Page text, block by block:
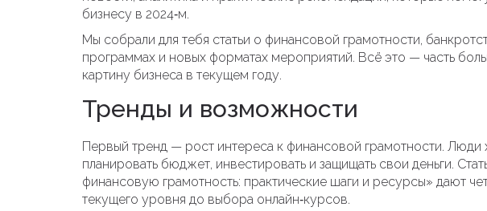
бизнесу в 2024‑м.
Мы собрали для тебя статьи о финансовой грамотности,
программах и новых форматах мероприятий. Всё это — часть
картину бизнеса в текущем году.
Тренды и возможности
Первый тренд — рост интереса к финансовой грамотности. Люди
планировать бюджет, инвестировать и защищать свои деньги.
финансовую грамотность: практические шаги и ресурсы» дают
текущего уровня до выбора онлайн‑курсов.